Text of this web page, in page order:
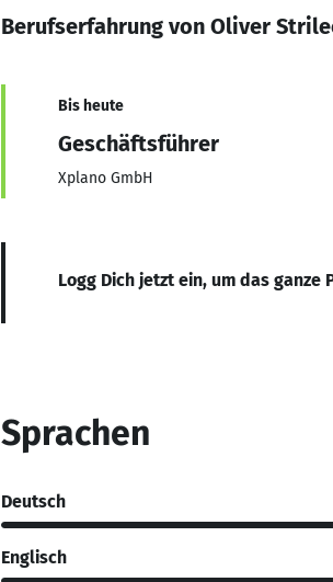
Berufserfahrung von Oliver
Bis heute
Geschäftsführer
Xplano GmbH
Logg Dich jetzt ein, um das ganze
Sprachen
Deutsch
Englisch